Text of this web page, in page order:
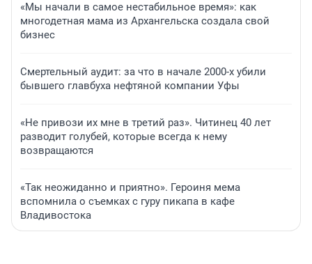
«Мы начали в самое нестабильное время»: как
многодетная мама из Архангельска создала свой
бизнес
Смертельный аудит: за что в начале 2000-х убили
бывшего главбуха нефтяной компании Уфы
«Не привози их мне в третий раз». Читинец 40 лет
разводит голубей, которые всегда к нему
возвращаются
«Так неожиданно и приятно». Героиня мема
вспомнила о съемках с гуру пикапа в кафе
Владивостока